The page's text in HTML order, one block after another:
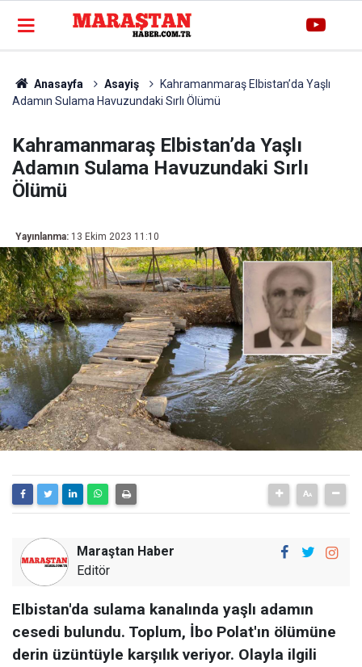
Anasayfa Asayiş
Kahramanmaraş Elbistan’da Yaşlı
Adamın Sulama Havuzundaki Sırlı Ölümü
Kahramanmaraş Elbistan’da Yaşlı
Adamın Sulama Havuzundaki Sırlı
Ölümü
Yayınlanma: 13 Ekim 2023 11:10
Maraştan Haber
Editör
Elbistan'da sulama kanalında yaşlı adamın
cesedi bulundu. Toplum, İbo Polat'ın ölümüne
derin üzüntüyle karşılık veriyor. Olayla ilgili